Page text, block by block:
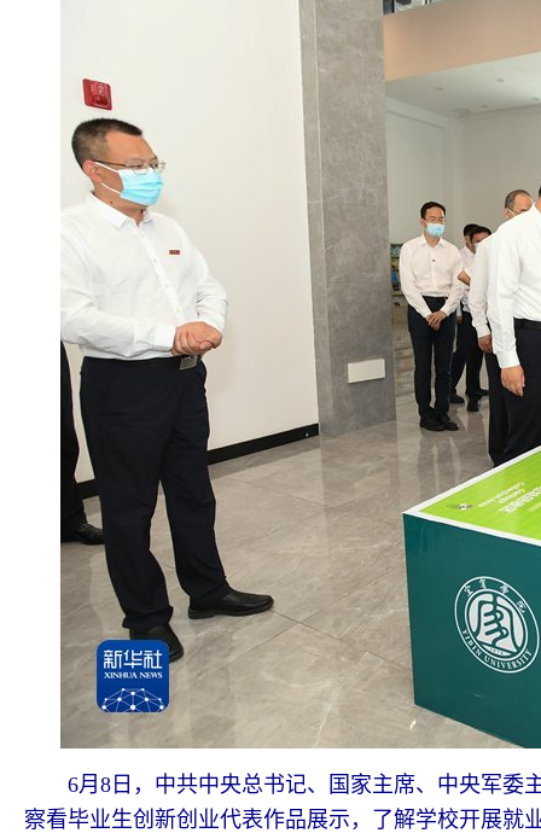
6月8日，中共中央总书记、国家主席、中央军委
察看毕业生创新创业代表作品展示，了解学校开展就